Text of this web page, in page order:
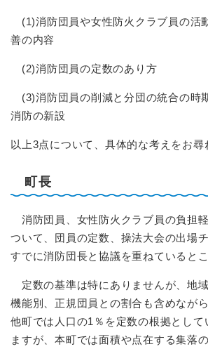
(1)消防団員や女性防火クラブ員の活
善の内容
(2)消防団員の定数のあり方
(3)消防団員の削減と分団の統合の時
消防の新設
以上3点について、具体的な考えをお尋
町長
消防団員、女性防火クラブ員の負担
ついて、団員の定数、操法大会の出場
すでに消防団長と協議を重ねているとこ
定数の基準は特にありませんが、地域
機能別、正規団員との割合も含めなが
他町では人口の1％を定数の根拠として
ますが、本町では面積や点在する集落